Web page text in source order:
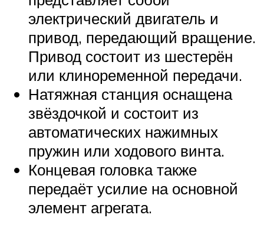
электрический двигатель и
привод, передающий вращение.
Привод состоит из шестерён
или клиноременной передачи.
Натяжная станция оснащена
звёздочкой и состоит из
автоматических нажимных
пружин или ходового винта.
Концевая головка также
передаёт усилие на основной
элемент агрегата.